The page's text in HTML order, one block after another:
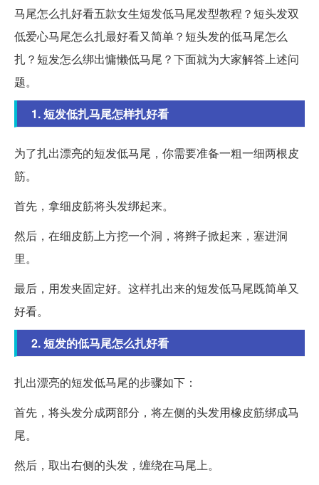
马尾怎么扎好看五款女生短发低马尾发型教程？短头发双
低爱心马尾怎么扎最好看又简单？短头发的低马尾怎么
扎？短发怎么绑出慵懒低马尾？下面就为大家解答上述问
题。
1. 短发低扎马尾怎样扎好看
为了扎出漂亮的短发低马尾，你需要准备一粗一细两根皮
筋。
首先，拿细皮筋将头发绑起来。
然后，在细皮筋上方挖一个洞，将辫子掀起来，塞进洞
里。
最后，用发夹固定好。这样扎出来的短发低马尾既简单又
好看。
2. 短发的低马尾怎么扎好看
扎出漂亮的短发低马尾的步骤如下：
首先，将头发分成两部分，将左侧的头发用橡皮筋绑成马
尾。
然后，取出右侧的头发，缠绕在马尾上。